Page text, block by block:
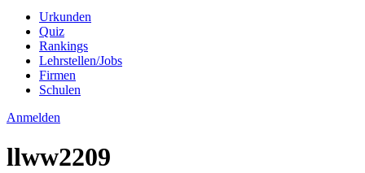
Urkunden
Quiz
Rankings
Lehrstellen/Jobs
Firmen
Schulen
Anmelden
llww2209